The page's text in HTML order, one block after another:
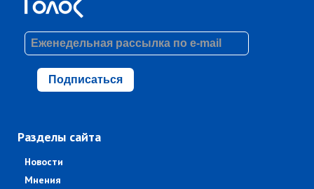
Подписаться
Разделы сайта
Новости
Мнения